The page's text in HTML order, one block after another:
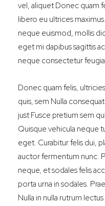
vel, aliquet Donec quam
libero eu ultrices
neque euismod, mollis
eget mi dapibus sagittis
neque consectetur
Donec quam felis,
quis, sem Nulla
just Fusce pretium sem
Quisque vehicula neque
eget. Curabitur felis dui,
auctor fermentum nunc.
neque, et sodales felis
porta urna in sodales.
Nulla in nulla rutrum